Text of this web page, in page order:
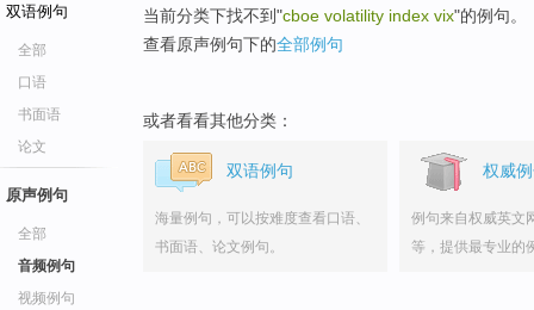
双语例句
全部
口语
书面语
论文
原声例句
全部
音频例句
视频例句
当前分类下找不到"cboe volatility index vix"的例句。
查看原声例句下的全部例句
或者看看其他分类：
双语例句
海量例句，可以按难度查看口语、
书面语、论文例句。
权威
例句来自权威英文
等，提供最专业的